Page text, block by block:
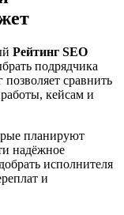
Рейтинг SEO
подрядчика
сравнить
кейсам и
планируют
надёжное
исполнителя
и